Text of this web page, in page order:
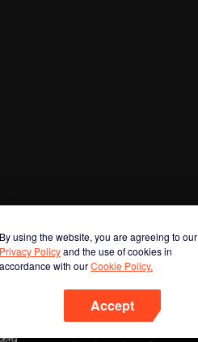
By using the website, you are agreeing to our
Privacy Policyand the use of cookies in
accordance with ourCookie Policy.
Accept